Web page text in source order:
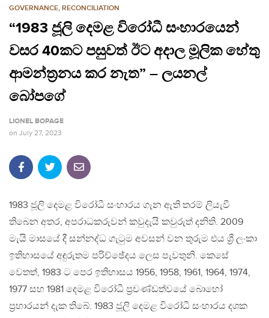
GOVERNANCE, RECONCILIATION
“1983 ජූලි දෙමළ විරෝධී සංහාරයෙන්
වසර 40කට පසුවත් ඊට අදාල මූලික හේතු
ආමන්ත්‍රනය කර නැත” – ලයනල්
බෝපගේ
LIONEL BOPAGE
on July 27, 2023
1983 ජූලි දෙමළ විරෝධී සංහාරය ගැන ඇති තරම් ලියැවී
තිබෙන අතර, අපරාධකරුවන් කවුදැයි කවුරුත් දනිති. 2009
මැයි මාසයේ දී සන්නද්ධ ගැටුම අවසන් වන තුරුම එය ශ්‍රී ලංකා
ඉතිහාසයේ අඳුරුතම පරිච්ඡේදය ලෙස පැවතුනි. කෙසේ
වෙතත්, 1983 ට පෙර ඉතිහාසය 1956, 1958, 1961, 1964, 1974,
1977 සහ 1981 දෙමළ විරෝධී ප්‍රචණ්ඩත්වයේ බොහෝ
ප්‍රහාරයන් දැක තිබේ. 1983 ජූලි දෙමළ විරෝධී සංහාරය දශක